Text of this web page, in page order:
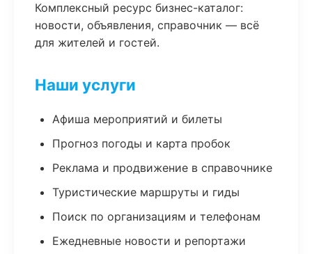
Комплексный ресурс бизнес-каталог:
новости, объявления, справочник — всё
для жителей и гостей.
Наши услуги
Афиша мероприятий и билеты
Прогноз погоды и карта пробок
Реклама и продвижение в справочнике
Туристические маршруты и гиды
Поиск по организациям и телефонам
Ежедневные новости и репортажи